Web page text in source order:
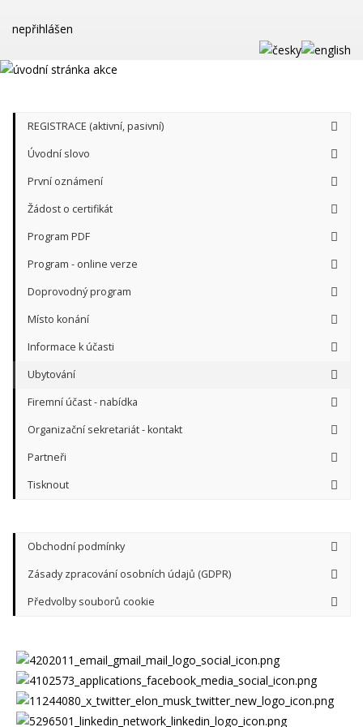
nepřihlášen
REGISTRACE (aktivní, pasivní)
Úvodní slovo
První oznámení
Žádost o certifikát
Program PDF
Program - online verze
Doprovodný program
Místo konání
Informace k účasti
Ubytování
Firemní účast - nabídka
Organizační sekretariát - kontakt
Partneři
Tisknout
Obchodní podmínky
Zásady zpracování osobních údajů (GDPR)
Předvolby souborů cookie